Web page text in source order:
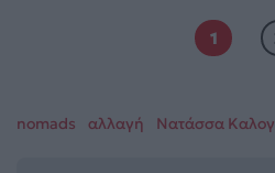
1
nomads αλλαγή Νατάσσα